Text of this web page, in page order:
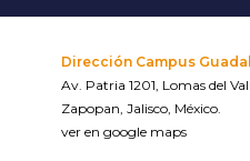
Dirección Campus
Av. Patria 1201, Lomas del
Zapopan, Jalisco, México.
ver en google maps